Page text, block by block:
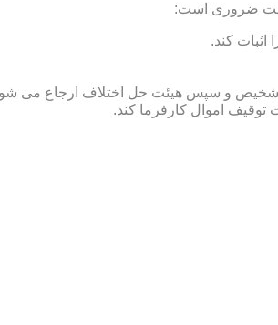
ضروری است:
کند.
تشخیص و سپس هیئت حل اختلاف ارجاع می
توقیف اموال کارفرما کند.